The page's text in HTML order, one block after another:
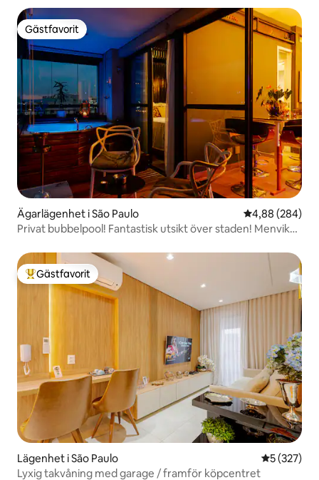
Gästfavorit
Gästfavorit
Ägarlägenhet i São Paulo 4,88 av 5 i
4,88 (284)
Privat bubbelpool! Fantastisk utsikt över staden! Menvik
Populär gästfavorit
Gästfavorit
Lägenhet i São Paulo 5 av 5 i
5 (327)
Lyxig takvåning med garage / framför köpcentret